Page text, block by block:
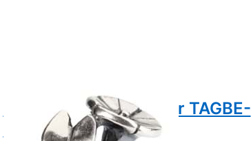
Bindekraut September TAGBE-
00035